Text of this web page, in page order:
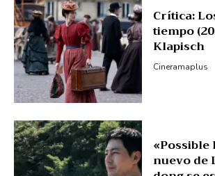
Crítica:
tiempo
Klapisch
Cineramaplus
«Possible
nuevo de